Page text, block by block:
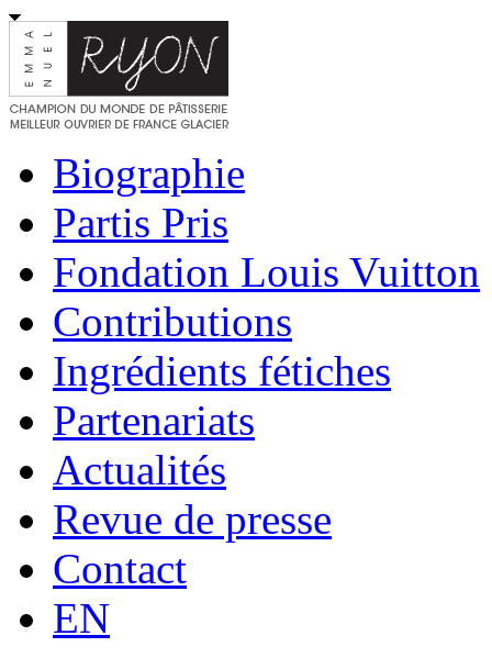
Biographie
Partis Pris
Fondation Louis Vuitton
Contributions
Ingrédients fétiches
Partenariats
Actualités
Revue de presse
Contact
EN